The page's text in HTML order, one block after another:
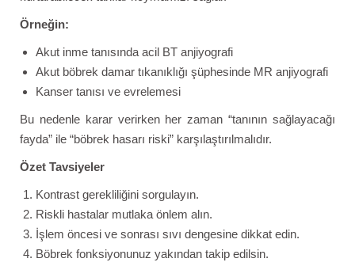
Örneğin:
Akut inme tanısında acil BT anjiyografi
Akut böbrek damar tıkanıklığı şüphesinde MR anjiyografi
Kanser tanısı ve evrelemesi
Bu nedenle karar verirken her zaman “tanının sağlayacağı
fayda” ile “böbrek hasarı riski” karşılaştırılmalıdır.
Özet Tavsiyeler
Kontrast gerekliliğini sorgulayın.
Riskli hastalar mutlaka önlem alın.
İşlem öncesi ve sonrası sıvı dengesine dikkat edin.
Böbrek fonksiyonunuz yakından takip edilsin.